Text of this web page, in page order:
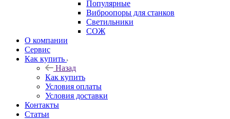
Популярные
Виброопоры для станков
Светильники
СОЖ
О компании
Сервис
Как купить
Назад
Как купить
Условия оплаты
Условия доставки
Контакты
Статьи